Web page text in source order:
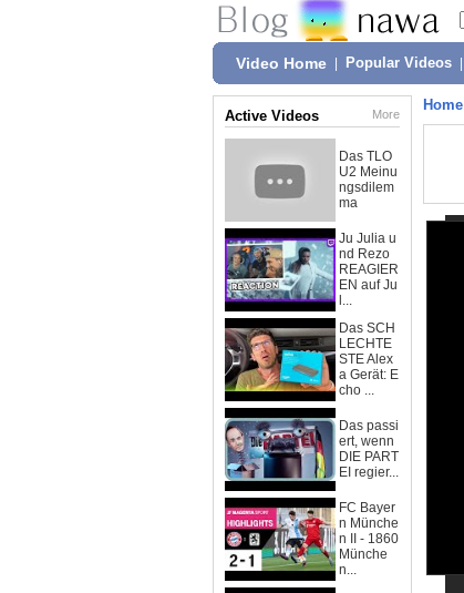
Video Home Popular Videos
Active Videos More
Das TLO
U2 Meinu
ngsdilem
ma
Ju Julia u
nd Rezo
REAGIER
EN auf Ju
l...
Das SCH
LECHTE
STE Alex
a Gerät: E
cho ...
Das passi
ert, wenn
DIE PART
EI regier...
FC Bayer
n Münche
n II - 1860
Münche
n...
Home